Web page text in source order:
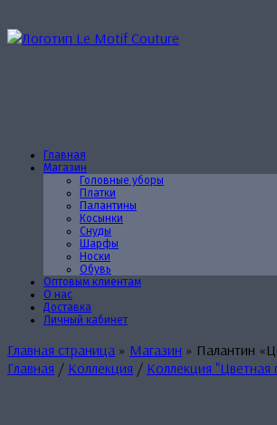
к
Главная
Магазин
Головные уборы
Платки
Палантины
Косынки
Снуды
Шарфы
Носки
Обувь
Оптовым клиентам
О нас
Доставка
Личный кабинет
Главная страница » Магазин » Палантин
Главная / Коллекция / Коллекция "Цветная